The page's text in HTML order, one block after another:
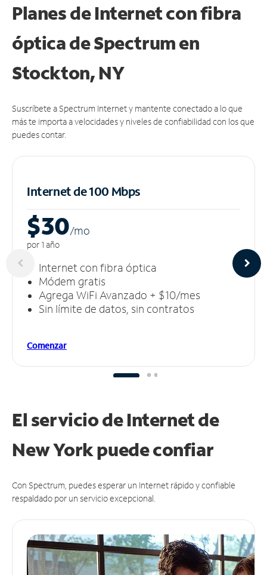
Planes de Internet con fibra
óptica de Spectrum en
Stockton, NY
Suscríbete a Spectrum Internet y mantente conectado a lo que
más te importa a velocidades y niveles de confiabilidad con los que
puedes contar.
Internet de 100 Mbps
$30/mo
por 1 año
Internet con fibra óptica
Módem gratis
Agrega WiFi Avanzado + $10/mes
Sin límite de datos, sin contratos
Comenzar
El servicio de Internet de
New York puedeconfiar
Con Spectrum, puedes esperar un Internet rápido y confiable
respaldado por un servicio excepcional.